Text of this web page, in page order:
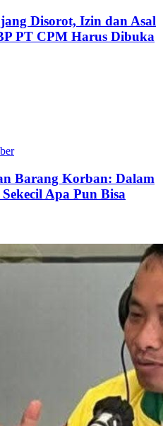
Disorot, Izin dan Asal
PT CPM Harus Dibuka
Barang Korban: Dalam
Apa Pun Bisa